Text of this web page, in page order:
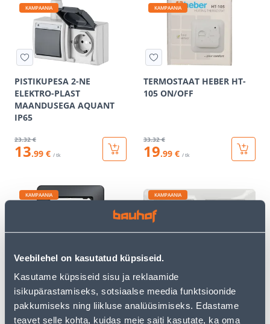
Veebilehel on kasutatud küpsiseid.
Kasutame küpsiseid sisu ja reklaamide
isikupärastamiseks, sotsiaalse meedia funktsioonide
pakkumiseks ning liikluse analüüsimiseks. Edastame
teavet selle kohta, kuidas meie saiti kasutate, ka oma
KAMPAANIA
PISTIKUPESA 2-NE
ELEKTRO-PLAST
MAANDUSEGA AQUANT
IP65
23.32 €
13.99 € / tk
KAMPAANIA
TERMOSTAAT HEBER HT-
105 ON/OFF
33.32 €
19.99 € / tk
KAMPAANIA
ELECTRIC SEDNA DESIGN
ANTRATSIIT
KAMPAANIA
ELECTRIC SEDNA DESIGN
VALGE